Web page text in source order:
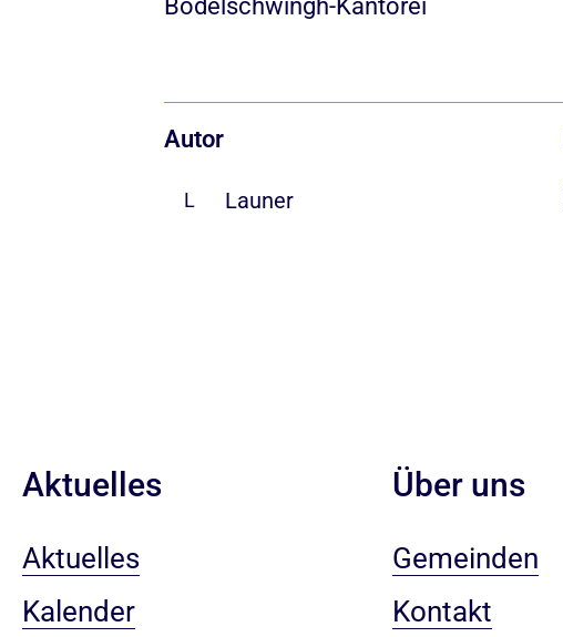
Bodelschwingh-Kantorei
Autor
L Launer
Aktuelles
Aktuelles
Kalender
Über uns
Gemeinden
Kontakt